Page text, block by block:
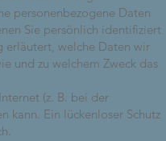
personenbezogene Daten
Sie persönlich identifiziert
erläutert, welche Daten wir
und zu welchem Zweck das
(z. B. bei der
kann. Ein lückenloser Schutz